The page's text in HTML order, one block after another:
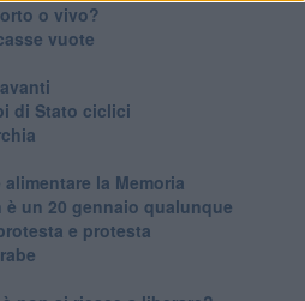
o vivo?
vuote
di Stato ciclici
la Memoria
un 20 gennaio qualunque
e protesta